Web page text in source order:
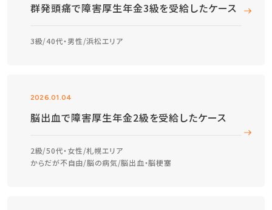
群発頭痛で障害厚生年金3級を受給したケース
3級 40代・男性 浜松エリア
2026.01.04
脳出血で障害厚生年金2級を受給したケース
2級 50代・女性 札幌エリア
からだが不自由 脳の病気 脳出血・脳梗塞